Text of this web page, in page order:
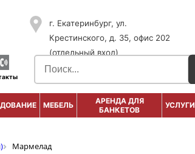
г. Екатеринбург, ул.
Крестинского, д. 35, офис 202
(отдельный вход)
МЕБЕЛЬ
АРЕНДА ДЛЯ
БАНКЕТОВ
УСЛУГИ
Мармелад